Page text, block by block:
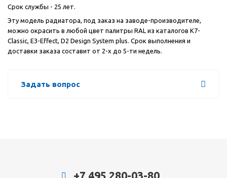
Срок службы - 25 лет.
Эту модель радиатора, под заказ на заводе-производителе,
можно окрасить в любой цвет палитры RAL из каталогов К7-
Classic, E3-Effect, D2 Design System plus. Срок выполнения и
доставки заказа составит от 2-х до 5-ти недель.
Задать вопрос
+7 495 280-03-80